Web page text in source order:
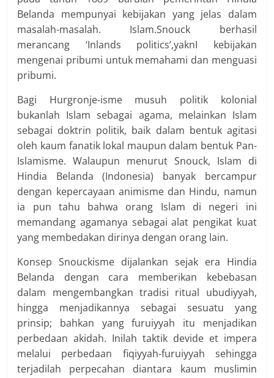
Belanda mempunyai kebijakan yang jelas dalam
masalah-masalah. Islam.Snouck berhasil
merancang ‘Inlands politics’,yaknI kebijakan
mengenai pribumi untuk memahami dan menguasi
pribumi.
Bagi Hurgronje-isme musuh politik kolonial
bukanlah Islam sebagai agama, melainkan Islam
sebagai doktrin politik, baik dalam bentuk agitasi
oleh kaum fanatik lokal maupun dalam bentuk Pan-
Islamisme. Walaupun menurut Snouck, Islam di
Hindia Belanda (Indonesia) banyak bercampur
dengan kepercayaan animisme dan Hindu, namun
ia pun tahu bahwa orang Islam di negeri ini
memandang agamanya sebagai alat pengikat kuat
yang membedakan dirinya dengan orang lain.
Konsep Snouckisme dijalankan sejak era Hindia
Belanda dengan cara memberikan kebebasan
dalam mengembangkan tradisi ritual ubudiyyah,
hingga menjadikannya sebagai sesuatu yang
prinsip; bahkan yang furuiyyah itu menjadikan
perbedaan akidah. Inilah taktik devide et impera
melalui perbedaan fiqiyyah-furuiyyah sehingga
terjadilah perpecahan diantara kaum muslimin